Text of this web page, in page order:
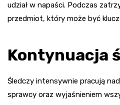
udział w napaści. Podczas
przedmiot, który może być
Kontynuacja
Śledczy intensywnie pracują
sprawcy oraz wyjaśnieniem